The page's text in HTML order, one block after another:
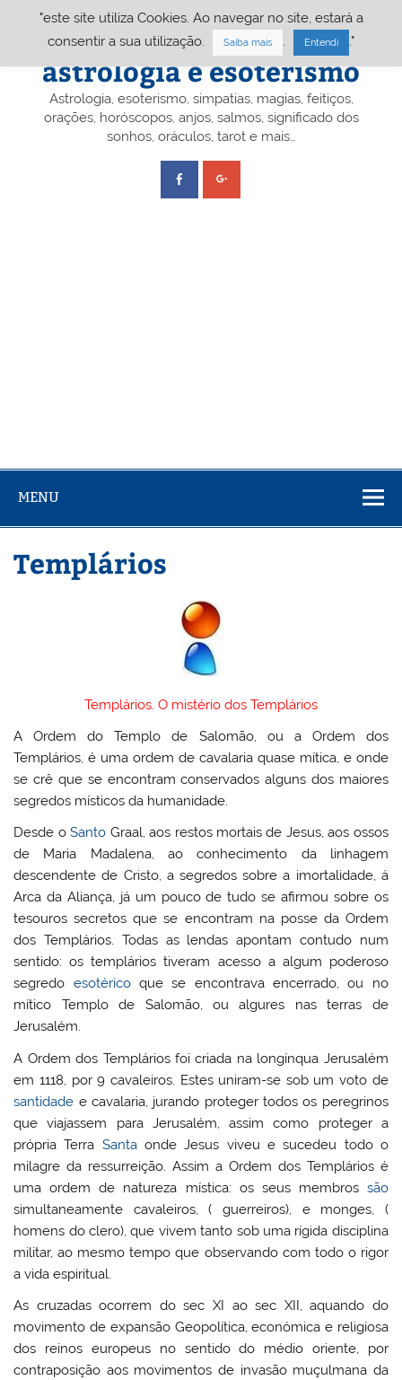
Portal A&E – Portal
astrologia e esoterismo
Astrologia, esoterismo, simpatias, magias, feitiços,
orações, horóscopos, anjos, salmos, significado dos
sonhos, oráculos, tarot e mais…
MENU
Templários
Templários. O mistério dos Templários
A Ordem do Templo de Salomão, ou a Ordem dos
Templários, é uma ordem de cavalaria quase mítica, e onde
se crê que se encontram conservados alguns dos maiores
segredos místicos da humanidade.
Desde oSanto Graal, aos restos mortais de Jesus, aos ossos
de Maria Madalena, ao conhecimento da linhagem
descendente de Cristo, a segredos sobre a imortalidade, á
Arca da Aliança, já um pouco de tudo se afirmou sobre os
tesouros secretos que se encontram na posse da Ordem
dos Templários. Todas as lendas apontam contudo num
sentido: os templários tiveram acesso a algum poderoso
segredo esotéricoque se encontrava encerrado, ou no
mítico Templo de Salomão, ou algures nas terras de
Jerusalém.
A Ordem dos Templários foi criada na longínqua Jerusalém
em 1118, por 9 cavaleiros. Estes uniram-se sob um voto de
santidade e cavalaria, jurando proteger todos os peregrinos
que viajassem para Jerusalém, assim como proteger a
própria Terra Santaonde Jesus viveu e sucedeu todo o
milagre da ressurreição. Assim a Ordem dos Templários é
uma ordem de natureza mística: os seus membros são
simultaneamente cavaleiros, ( guerreiros), e monges, (
homens do clero), que vivem tanto sob uma rígida disciplina
militar, ao mesmo tempo que observando com todo o rigor
a vida espiritual.
As cruzadas ocorrem do sec XI ao sec XII, aquando do
movimento de expansão Geopolítica, económica e religiosa
dos reinos europeus no sentido do médio oriente, por
contraposição aos movimentos de invasão muçulmana da
"este site utiliza Cookies. Ao navegar no site, estará a
consentir a sua utilização.
Saiba mais Entendi ."